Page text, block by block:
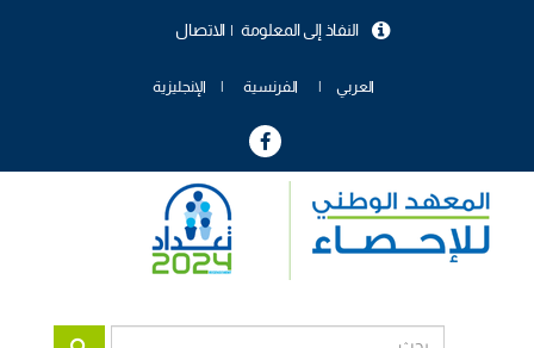
الاتصال النفاذ إلى المعلومة
العربي الفرنسية الإنجليزية